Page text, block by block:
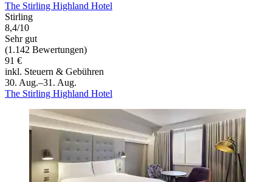
The Stirling Highland Hotel
Stirling
8,4/10
Sehr gut
(1.142 Bewertungen)
91 €
inkl. Steuern & Gebühren
30. Aug.–31. Aug.
The Stirling Highland Hotel